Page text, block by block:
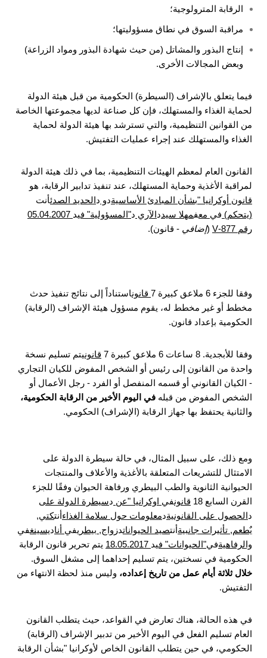
الرقابة المترولوجية؛
مراقبة السوق في نطاق مسؤوليتها؛
إنتاج البذور والمشاتل (من حيث شهادة البذور ومواد الزراعة)
وبعض المجالات الأخرى.
فيما يتعلق بالإشراف (السيطرة) الحكومية من قبل هيئة الدولة
لحماية الغذاء والمستهلك، فإن كل صناعة لديها مجموعتها الخاصة
من القوانين التنظيمية، والتي تسترشد بها هيئة الدولة لحماية
الغذاء والمستهلك عند إجراء عمليات التفتيش.
القانون العام لمعظم الهيئات التنظيمية، بما في ذلك هيئة الدولة
لمراقبة الأغذية وحماية المستهلك، عند تنفيذ تدابير الرقابة، هو
قانون أوكرانيا "بشأن المبادئ الأساسيةدو دالحديد الصدئأنت
(يتحكم) في معفمهلا سيددالآري د"المسؤولية" فيد 05.04.2007
رقم 877-V
(إضافي - قانون).
وفقا للجزء 6 ملاعق كبيرة 7 قانوناستناداً إلى نتائج تنفيذ حدث
مخطط أو غير مخطط له، يقوم مسؤول هيئة الإشراف (الرقابة)
الحكومية بإعداد قانون.
وفقا للأبجدية. 8 ساعات 6 ملاعق كبيرة 7 قانونيتم تسليم نسخة
واحدة من القانون إلى رئيس أو الشخص المفوض للكيان التجاري
- الكيان القانوني أو قسمه المنفصل أو الفرد - رجل الأعمال أو
الشخص المفوض من قبله في اليوم الأخير من الرقابة الحكومية،
والثانية يحتفظ بها جهاز الرقابة (الإشراف) الحكومي.
ومع ذلك، على سبيل المثال، في حالة سيطرة الدولة على
الامتثال للتشريعات المتعلقة بالأغذية والأعلاف والمنتجات
الحيوانية الثانوية والطب البيطري ورفاهة الحيوان وفقًا للجزء
القرن السابع 18
قانونفي اوكرانيا "عن دسيطرة الدولة على
دالحصول على القانونيةدمعلومات حول سلامة الغذاءأنتكتي,
يٌطعم, تأثيرات جانبيةأنتصيد الحيواناتدزواج, بيطريفي أناديسينغفي
والرفاهيةفي"الحيوانات" فيد
يتم تحرير قانون الرقابة
الحكومية في نسختين، يتم تسليم إحداهما إلى مشغل السوق.
خلال ثلاثة أيام عمل من تاريخ إعداده، وليس منذ لحظة الانتهاء من
التفتيش.
في هذه الحالة، هناك تعارض في القواعد، حيث يتطلب القانون
العام تسليم الفعل في اليوم الأخير من تدبير الإشراف (الرقابة)
الحكومي، في حين يتطلب القانون الخاص لأوكرانيا "بشأن الرقابة